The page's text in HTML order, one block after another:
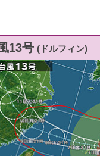
13号 (ドルフィン)